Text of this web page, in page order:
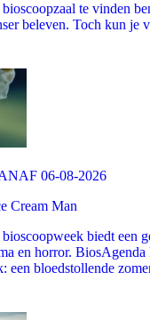
te vinden
beleven. Toch kun je
06-08-2026
Cream Man
biedt een
en horror. BiosAgenda
een bloedstollende